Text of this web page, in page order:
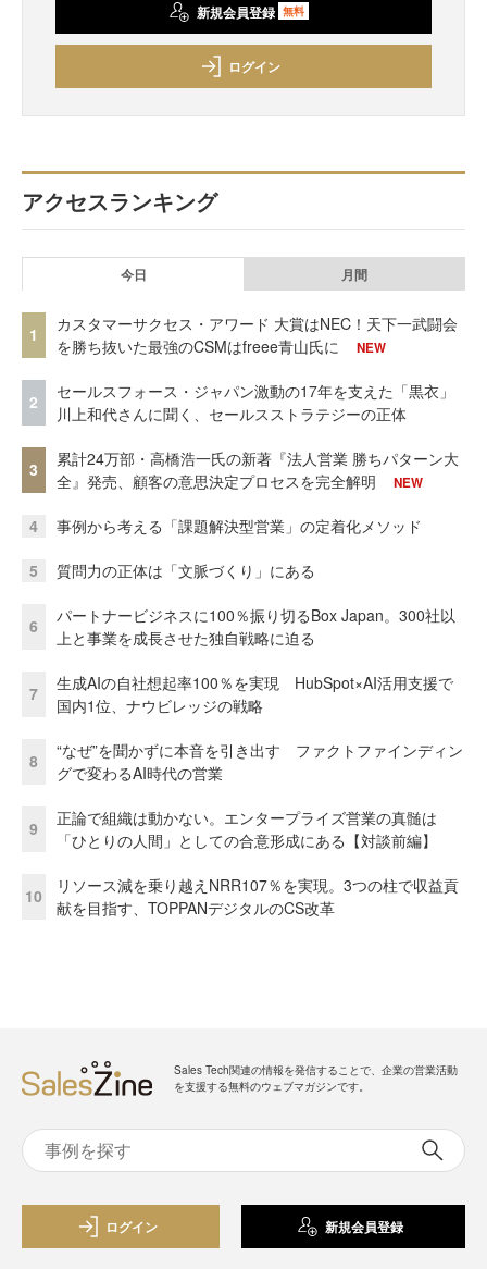
新規会員登録 無料
ログイン
アクセスランキング
今日 月間
1
カスタマーサクセス・アワード 大賞はNEC！天下一武闘会
を勝ち抜いた最強のCSMはfreee青山氏に
NEW
2
セールスフォース・ジャパン激動の17年を支えた「黒衣」
川上和代さんに聞く、セールスストラテジーの正体
3
累計24万部・高橋浩一氏の新著『法人営業 勝ちパターン大
全』発売、顧客の意思決定プロセスを完全解明
NEW
4 事例から考える「課題解決型営業」の定着化メソッド
5 質問力の正体は「文脈づくり」にある
6
パートナービジネスに100％振り切るBox Japan。300社以
上と事業を成長させた独自戦略に迫る
7
生成AIの自社想起率100％を実現 HubSpot×AI活用支援で
国内1位、ナウビレッジの戦略
8
“なぜ”を聞かずに本音を引き出す ファクトファインディン
グで変わるAI時代の営業
9
正論で組織は動かない。エンタープライズ営業の真髄は
「ひとりの人間」としての合意形成にある【対談前編】
10
リソース減を乗り越えNRR107％を実現。3つの柱で収益貢
献を目指す、TOPPANデジタルのCS改革
Sales Tech関連の情報を発信することで、企業の営業活動
を支援する無料のウェブマガジンです。
ログイン 新規会員登録